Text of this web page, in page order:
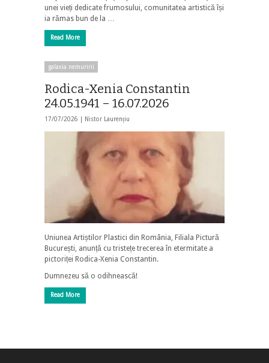
unei vieți dedicate frumosului, comunitatea artistică își
ia rămas bun de la …
Read More
galaxia nemuririi
Rodica-Xenia Constantin
24.05.1941 – 16.07.2026
17/07/2026 | Nistor Laurențiu
Uniunea Artiștilor Plastici din România, Filiala Pictură
București, anunță cu tristețe trecerea în etermitate a
pictoriței Rodica-Xenia Constantin.
Dumnezeu să o odihnească!
Read More